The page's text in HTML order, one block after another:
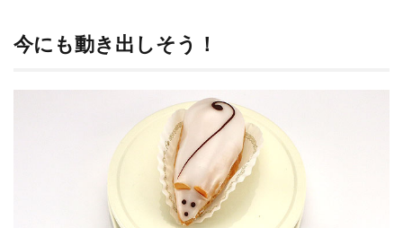
今にも動き出しそう！